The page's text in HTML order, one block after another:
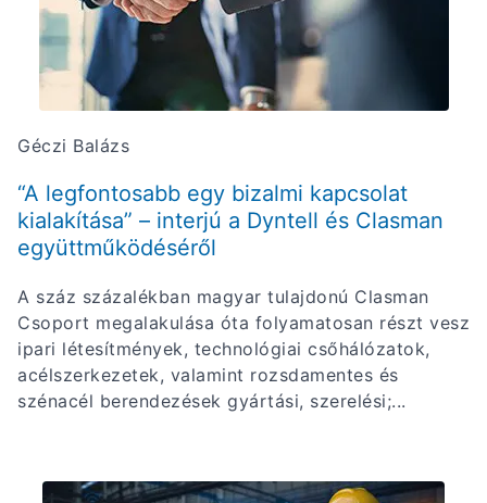
Géczi Balázs
“A legfontosabb egy bizalmi kapcsolat
kialakítása” – interjú a Dyntell és Clasman
együttműködéséről
A száz százalékban magyar tulajdonú Clasman
Csoport megalakulása óta folyamatosan részt vesz
ipari létesítmények, technológiai csőhálózatok,
acélszerkezetek, valamint rozsdamentes és
szénacél berendezések gyártási, szerelési;...